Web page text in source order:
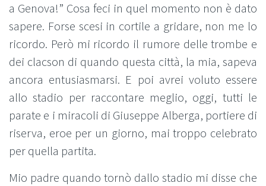
a Genova!” Cosa feci in quel momento non è dato
sapere. Forse scesi in cortile a gridare, non me lo
ricordo. Però mi ricordo il rumore delle trombe e
dei clacson di quando questa città, la mia, sapeva
ancora entusiasmarsi. E poi avrei voluto essere
allo stadio per raccontare meglio, oggi, tutti le
parate e i miracoli di Giuseppe Alberga, portiere di
riserva, eroe per un giorno, mai troppo celebrato
per quella partita.
Mio padre quando tornò dallo stadio mi disse che